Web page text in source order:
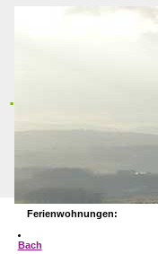
.
Ferienwohnungen:
Bach